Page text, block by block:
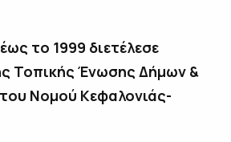
το 1999 διετέλεσε
Τοπικής Ένωσης Δήμων &
Νομού Κεφαλονιάς-